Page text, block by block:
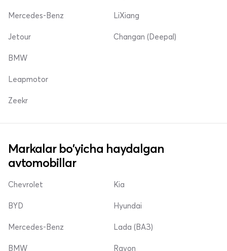
Mercedes-Benz
Jetour
LiXiang
Changan (Deepal)
BMW
Leapmotor
Zeekr
Markalar bo'yicha haydalgan
avtomobillar
Chevrolet
BYD
Mercedes-Benz
Kia
Hyundai
Lada (ВАЗ)
BMW Ravon